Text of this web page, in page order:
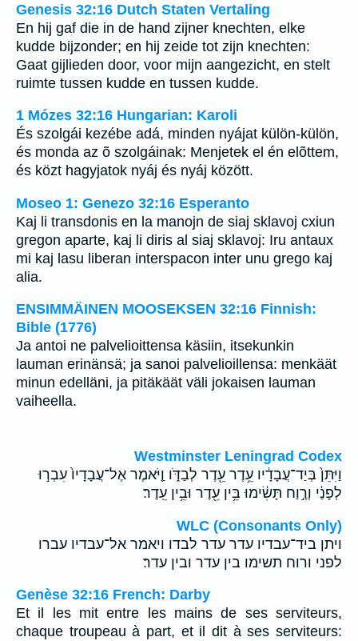
Genesis 32:16 Dutch Staten Vertaling
En hij gaf die in de hand zijner knechten, elke
kudde bijzonder; en hij zeide tot zijn knechten:
Gaat gijlieden door, voor mijn aangezicht, en stelt
ruimte tussen kudde en tussen kudde.
1 Mózes 32:16 Hungarian: Karoli
És szolgái kezébe adá, minden nyájat külön-külön,
és monda az õ szolgáinak: Menjetek el én elõttem,
és közt hagyjatok nyáj és nyáj között.
Moseo 1: Genezo 32:16 Esperanto
Kaj li transdonis en la manojn de siaj sklavoj cxiun
gregon aparte, kaj li diris al siaj sklavoj: Iru antaux
mi kaj lasu liberan interspacon inter unu grego kaj
alia.
ENSIMMÄINEN MOOSEKSEN 32:16 Finnish:
Bible (1776)
Ja antoi ne palvelioittensa käsiin, itsekunkin
lauman erinänsä; ja sanoi palvelioillensa: menkäät
minun edelläni, ja pitäkäät väli jokaisen lauman
vaiheella.
Westminster Leningrad Codex
וַיִּתֵּן֙ בְּיַד־עֲבָדָ֔יו עֵ֥דֶר עֵ֖דֶר לְבַדֹּ֑ו וַ֤יֹּאמֶר אֶל־עֲבָדָיו֙ עִבְר֣וּ
לְפָנַ֔י וְרֶ֣וַח תָּשִׂ֔ימוּ בֵּ֥ין עֵ֖דֶר וּבֵ֥ין עֵֽדֶר׃
WLC (Consonants Only)
ויתן ביד־עבדיו עדר עדר לבדו ויאמר אל־עבדיו עברו
לפני ורוח תשימו בין עדר ובין עדר׃
Genèse 32:16 French: Darby
Et il les mit entre les mains de ses serviteurs,
chaque troupeau à part, et il dit à ses serviteurs: